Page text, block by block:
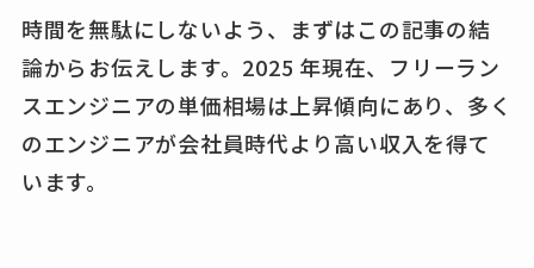
時間を無駄にしないよう、まずはこの記事の結
論からお伝えします。2025 年現在、フリーラン
スエンジニアの単価相場は上昇傾向にあり、多く
のエンジニアが会社員時代より高い収入を得て
います。